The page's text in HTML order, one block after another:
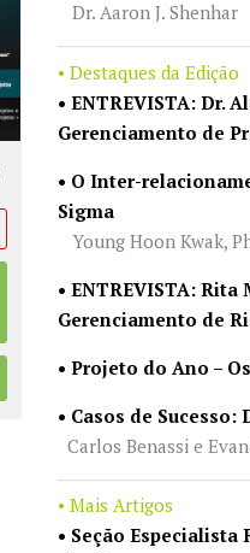
Dr. Aaron J. Shenhar
• Destaques da Edição
• ENTREVISTA: Dr.
Gerenciamento de
• O Inter-
Sigma
Young Hoon Kwak,
•ENTREVISTA: Rita
Gerenciamento de
• Projeto do Ano –
• Casos de Sucesso:
Carlos Benassi e
• Mais Artigos
• Seção Especialista